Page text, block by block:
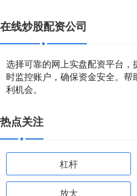
在线炒股配资公司
选择可靠的网上实盘配资平台
时监控账户，确保资金安全。
利机会。
热点关注
杠杆
放大